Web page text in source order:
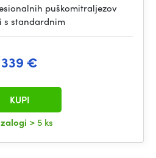
puškomitraljezov
s standardnim
339 €
> 5 ks
KUPI